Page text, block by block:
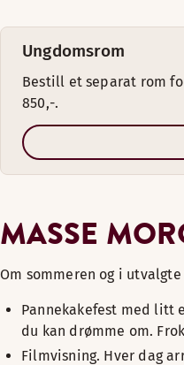
Ungdomsrom
Bestill et separat rom
850,-.
MASSE
Om sommeren og i
Pannekakefest med litt
du kan drømme om.
Filmvisning. Hver dag